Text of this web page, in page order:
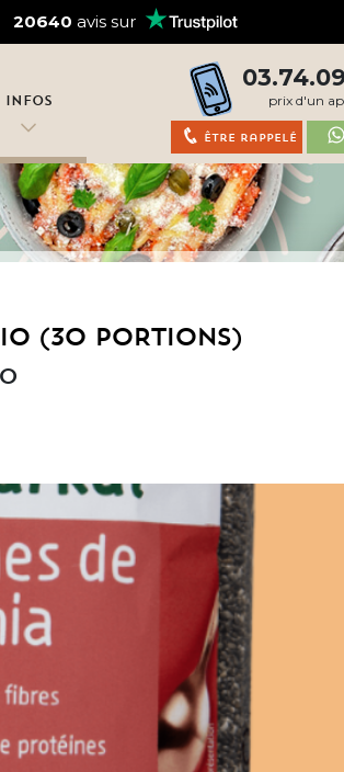
20640 avis sur
Infos prix d'un
Être rappelé
(30 PORTIONS)